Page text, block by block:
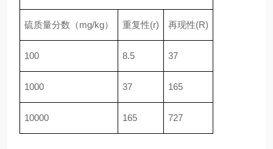
硫质量分数（mg/kg） 重复性(r) 再现性(R)
100 8.5 37
1000 37 165
10000 165 727